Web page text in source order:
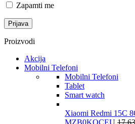
Zapamti me
Proizvodi
Akcija
Mobilni Telefoni
Mobilni Telefoni
Tablet
Smart watch
Xiaomi Redmi 15C
MZB0KOCEU